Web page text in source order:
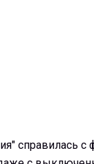
справилась